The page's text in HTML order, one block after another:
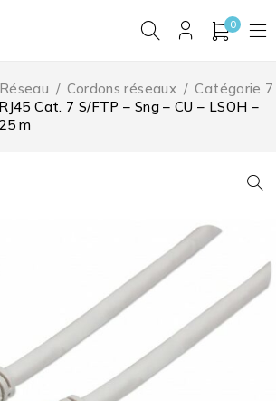
0
/ Cordons réseaux / Catégorie 7
Cat. 7 S/FTP – Sng – CU – LSOH –
m